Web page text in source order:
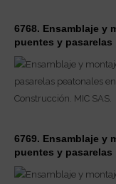
6768. Ensamblaje y
puentes y
6769. Ensamblaje y
puentes y